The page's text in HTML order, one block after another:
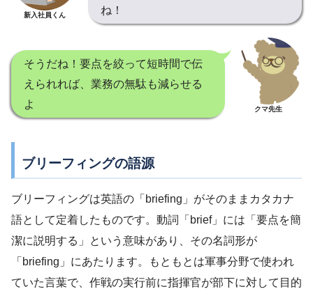
新入社員くん
ね！
そうだね！要点を絞って短時間で伝
えられれば、業務の無駄も減らせる
よ
クマ先生
ブリーフィングの語源
ブリーフィングは英語の「briefing」がそのままカタカナ
語として定着したものです。動詞「brief」には「要点を簡
潔に説明する」という意味があり、その名詞形が
「briefing」にあたります。もともとは軍事分野で使われ
ていた言葉で、作戦の実行前に指揮官が部下に対して目的